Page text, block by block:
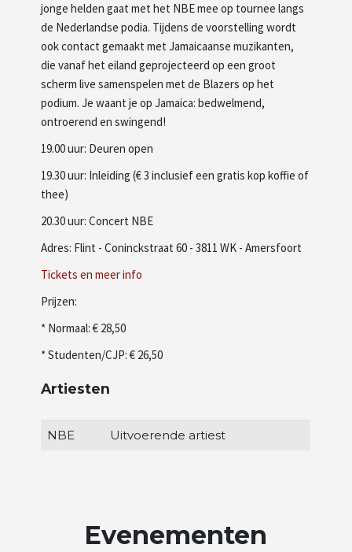
jonge helden gaat met het NBE mee op tournee langs
de Nederlandse podia. Tijdens de voorstelling wordt
ook contact gemaakt met Jamaicaanse muzikanten,
die vanaf het eiland geprojecteerd op een groot
scherm live samenspelen met de Blazers op het
podium. Je waant je op Jamaica: bedwelmend,
ontroerend en swingend!
19.00 uur: Deuren open
19.30 uur: Inleiding (€ 3 inclusief een gratis kop koffie of
thee)
20.30 uur: Concert NBE
Adres: Flint - Coninckstraat 60 - 3811 WK - Amersfoort
Tickets en meer info
Prijzen:
* Normaal: € 28,50
* Studenten/CJP: € 26,50
Artiesten
NBE Uitvoerende artiest
Evenementen